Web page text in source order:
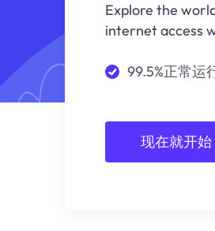
Explore the
internet access
99.5%正常运
现在就开始